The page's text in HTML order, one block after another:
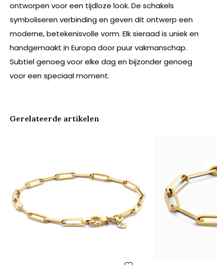
ontworpen voor een tijdloze look. De schakels
symboliseren verbinding en geven dit ontwerp een
moderne, betekenisvolle vorm. Elk sieraad is uniek en
handgemaakt in Europa door puur vakmanschap.
Subtiel genoeg voor elke dag en bijzonder genoeg
voor een speciaal moment.
Gerelateerde artikelen